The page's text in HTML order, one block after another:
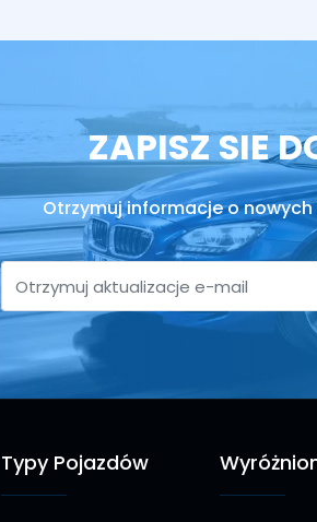
ZAPISZ SIE
Otrzymuj informacje o
Typy Pojazdów